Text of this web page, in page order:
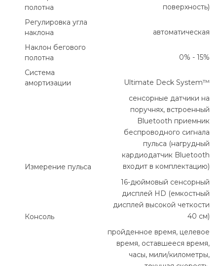
полотна
поверхность)
Регулировка угла
наклона
автоматическая
Наклон бегового
полотна
0% - 15%
Система
амортизации
Ultimate Deck System™
Измерение пульса
сенсорные датчики на
поручнях, встроенный
Bluetooth приемник
беспроводного сигнала
пульса (нагрудный
кардиодатчик Bluetooth
входит в комплектацию)
Консоль
16-дюймовый сенсорный
дисплей HD (емкостный
дисплей высокой четкости
40 см)
пройденное время, целевое
время, оставшееся время,
часы, мили/километры,